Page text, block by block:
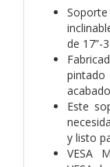
de 17”-
Este
y listo
VESA